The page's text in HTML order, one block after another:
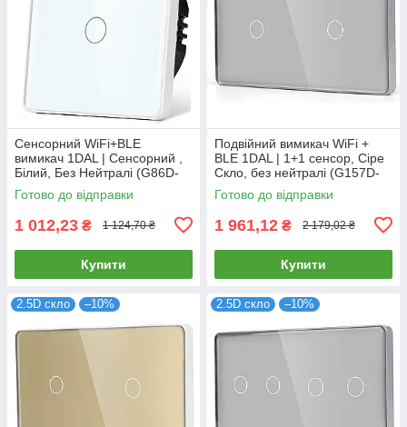
Сенсорний WiFi+BLE
вимикач 1DAL | Сенсорний ,
Білий, Без Нейтралі (G86D-
SW1G.WF.SL.WT)
Готово до відправки
1 012,23 ₴ 1 124,70 ₴
Купити
Подвійний вимикач WiFi +
BLE 1DAL | 1+1 сенсор, Сіре
Скло, без нейтралі (G157D-
SW1GX2.WF.SL.GR)
Готово до відправки
1 961,12 ₴ 2 179,02 ₴
Купити
2.5D скло –10% 2.5D скло –10%